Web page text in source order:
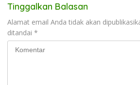
Tinggalkan Balasan
Alamat email Anda tidak akan
ditandai *